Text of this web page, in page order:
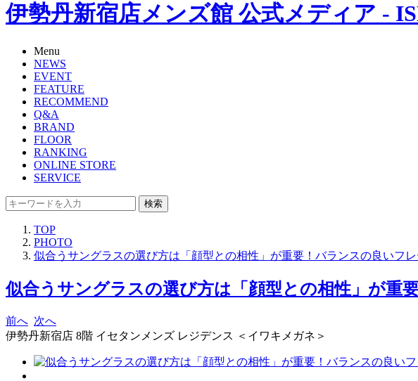
伊勢丹新宿店メンズ館 公式メディア -
Menu
NEWS
EVENT
FEATURE
RECOMMEND
Q&A
BRAND
FLOOR
RANKING
ONLINE STORE
SERVICE
検索
TOP
PHOTO
似合うサングラスの選び方は「顔型との相性」が重要！バランスの良いフレ
似合うサングラスの選び方は「顔型との相性」が重
前へ 次へ
伊勢丹新宿店 8階 イセタンメンズ レジデンス ＜イワキメガネ＞